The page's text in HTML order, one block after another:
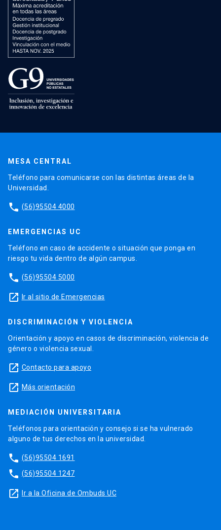
MESA CENTRAL
Teléfono para comunicarse con las distintas áreas de la
Universidad.
phone (56)95504 4000
EMERGENCIAS UC
Teléfono en caso de accidente o situación que ponga en
riesgo tu vida dentro de algún campus.
phone (56)95504 5000
launch Ir al sitio de Emergencias
DISCRIMINACIÓN Y VIOLENCIA
Orientación y apoyo en casos de discriminación, violencia de
género o violencia sexual.
launch Contacto para apoyo
launch Más orientación
MEDIACIÓN UNIVERSITARIA
Teléfonos para orientación y consejo si se ha vulnerado
alguno de tus derechos en la universidad.
phone (56)95504 1691
phone (56)95504 1247
launch Ir a la Oficina de Ombuds UC